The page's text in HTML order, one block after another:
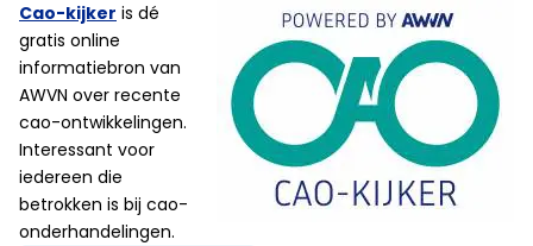
Cao-kijker is dé
gratis online
informatiebron van
AWVN over recente
cao-ontwikkelingen.
Interessant voor
iedereen die
betrokken is bij cao-
onderhandelingen.